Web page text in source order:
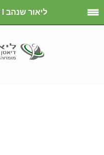
ליאור שנהב I דיאטן ספורט, ת...